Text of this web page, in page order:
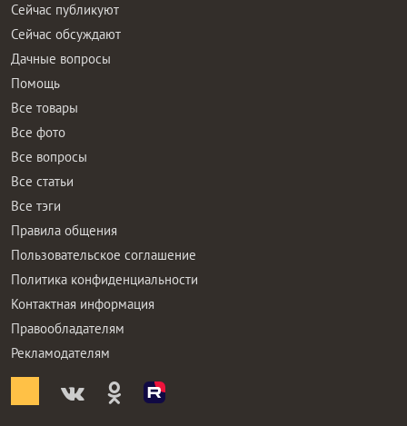
Сейчас публикуют
Сейчас обсуждают
Дачные вопросы
Помощь
Все товары
Все фото
Все вопросы
Все статьи
Все тэги
Правила общения
Пользовательское соглашение
Политика конфиденциальности
Контактная информация
Правообладателям
Рекламодателям